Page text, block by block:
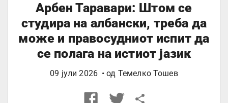
часовници, шок-
отпорен, куполна
глава,
хексагонална,
крстосани глави,
сребрено сиво
Арбен Таравари: Штом се
студира на албански, треба да
може и правосудниот испит да
се полага на истиот јазик
09 јули 2026 • од Темелко Тошев